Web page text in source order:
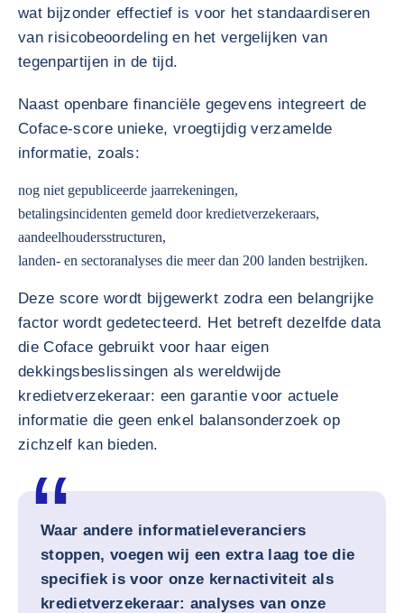
wat bijzonder effectief is voor het standaardiseren
van risicobeoordeling en het vergelijken van
tegenpartijen in de tijd.
Naast openbare financiële gegevens integreert de
Coface-score unieke, vroegtijdig verzamelde
informatie, zoals:
nog niet gepubliceerde jaarrekeningen,
betalingsincidenten gemeld door kredietverzekeraars,
aandeelhoudersstructuren,
landen- en sectoranalyses die meer dan 200 landen bestrijken.
Deze score wordt bijgewerkt zodra een belangrijke
factor wordt gedetecteerd. Het betreft dezelfde data
die Coface gebruikt voor haar eigen
dekkingsbeslissingen als wereldwijde
kredietverzekeraar: een garantie voor actuele
informatie die geen enkel balansonderzoek op
zichzelf kan bieden.
Waar andere informatieleveranciers
stoppen, voegen wij een extra laag toe die
specifiek is voor onze kernactiviteit als
kredietverzekeraar: analyses van onze